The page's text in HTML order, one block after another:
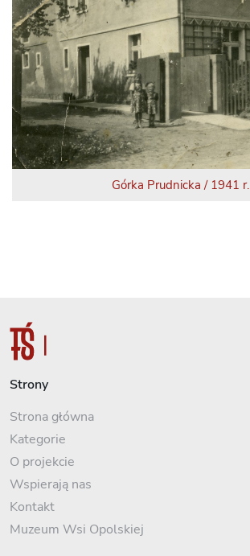
Górka Prudnicka / 1941 r.
Strony
Strona główna
Kategorie
O projekcie
Wspierają nas
Kontakt
Muzeum Wsi Opolskiej